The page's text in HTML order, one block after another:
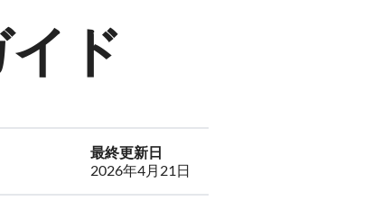
ド
最終更新日
2026年4月21日